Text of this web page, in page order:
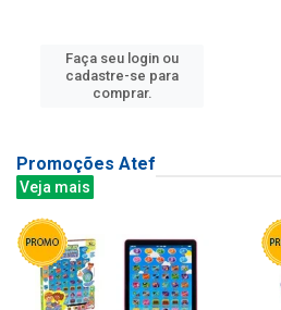
Faça seu login ou
cadastre-se para
comprar.
Promoções Atef
Veja mais